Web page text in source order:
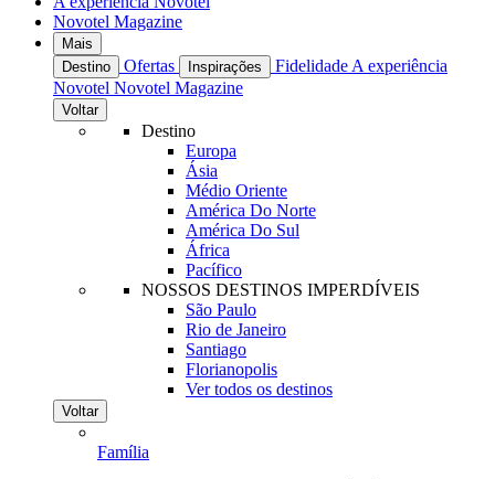
Novotel Magazine
Mais
Destino
Ofertas Inspirações Fidelidade A experiência
Novotel Novotel Magazine
Voltar
Destino
Europa
Ásia
Médio Oriente
América Do Norte
América Do Sul
África
Pacífico
NOSSOS DESTINOS IMPERDÍVEIS
São Paulo
Rio de Janeiro
Santiago
Florianopolis
Ver todos os destinos
Voltar
Família